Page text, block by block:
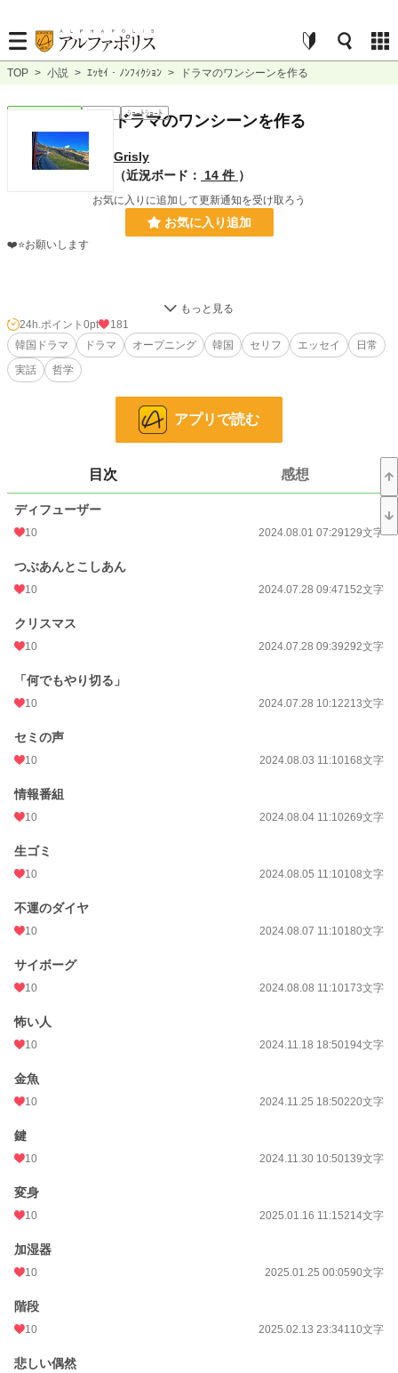
TOP > 小説 > ｴｯｾｲ・ﾉﾝﾌｨｸｼｮﾝ > ドラマのワンシーンを作る
ｼｮｰﾄｼｮｰﾄ
ドラマのワンシーンを作る
Grisly
（近況ボード：
14 件 ）
お気に入りに追加して更新通知を受け取ろう
お気に入り追加
❤️⭐️お願いします
マヨネーズ、テレビ…
様々なものを
228,618 位 / 228,618 件
更新日時
週間ポイント
月間ポイント 35 pt (89,285 位)
年間ポイント
累計ポイント
24h.ポイント 0pt
181
韓国ドラマ
ドラマ オープニング 韓国 セリフ エッセイ
日常
実話
哲学
アプリで読む
目次 感想
ディフューザー
10 2024.08.01 07:29129文字
つぶあんとこしあん
10 2024.07.28 09:47152文字
クリスマス
10 2024.07.28 09:39292文字
「何でもやり切る」
10 2024.07.28 10:12213文字
セミの声
10 2024.08.03 11:10168文字
情報番組
10 2024.08.04 11:10269文字
生ゴミ
10 2024.08.05 11:10108文字
不運のダイヤ
10 2024.08.07 11:10180文字
サイボーグ
10 2024.08.08 11:10173文字
怖い人
10 2024.11.18 18:50194文字
金魚
10 2024.11.25 18:50220文字
鍵
10 2024.11.30 10:50139文字
変身
10 2025.01.16 11:15214文字
加湿器
10 2025.01.25 00:0590文字
階段
10 2025.02.13 23:34110文字
悲しい偶然